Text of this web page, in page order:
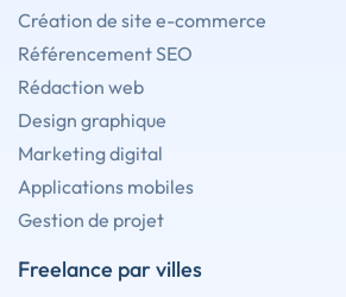
Création de site e-commerce
Référencement SEO
Rédaction web
Design graphique
Marketing digital
Applications mobiles
Gestion de projet
Freelance par villes